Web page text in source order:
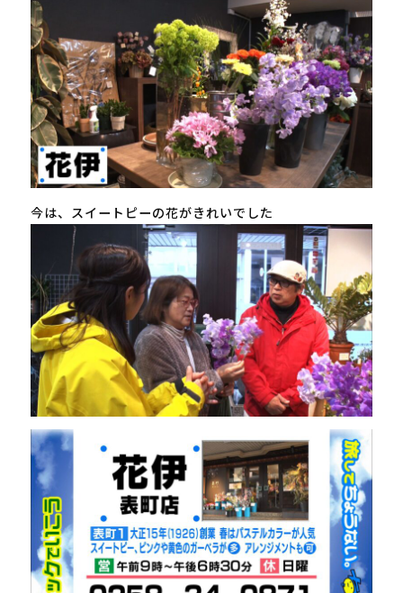
今は、スイートピーの花がきれいでした